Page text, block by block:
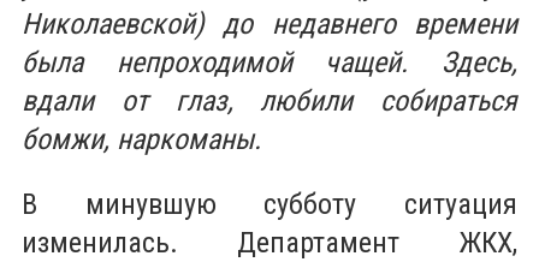
Николаевской) до недавнего времени
была непроходимой чащей. Здесь,
вдали от глаз, любили собираться
бомжи, наркоманы.
В минувшую субботу ситуация
изменилась. Департамент ЖКХ,